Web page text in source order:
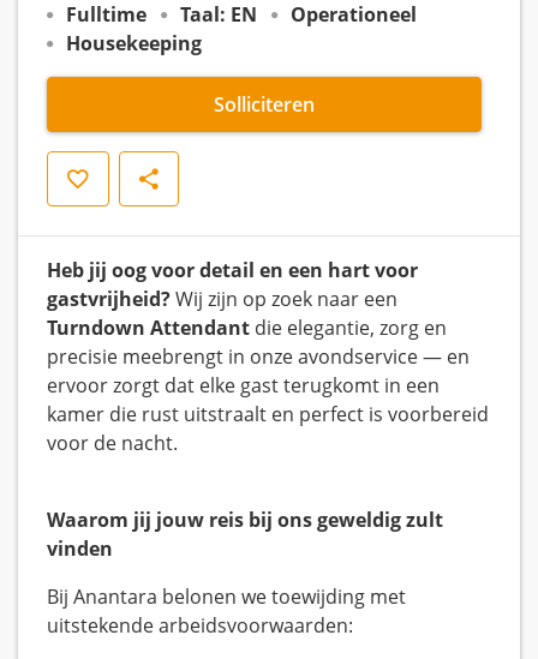
Fulltime
Taal: EN
Operationeel
Housekeeping
Solliciteren
Opslaan Delen
Heb jij oog voor detail en een hart voor
gastvrijheid?Wij zijn op zoek naar een
Turndown Attendant die elegantie, zorg en
precisie meebrengt in onze avondservice — en
ervoor zorgt dat elke gast terugkomt in een
kamer die rust uitstraalt en perfect is voorbereid
voor de nacht.
Waarom jij jouw reis bij ons geweldig zult
vinden
Bij Anantara belonen we toewijding met
uitstekende arbeidsvoorwaarden: